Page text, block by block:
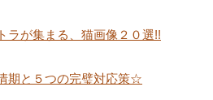
ラが集まる、猫画像２０選!!
期と５つの完璧対応策☆